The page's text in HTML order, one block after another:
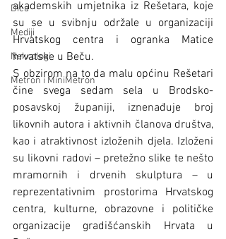
Dica
Mediji
Nekrologi
Metron i MiniMetron
akademskih umjetnika iz Rešetara, koje
su se u svibnju održale u organizaciji
Hrvatskog centra i ogranka Matice
hrvatske u Beču.
S obzirom na to da malu općinu Rešetari
čine svega sedam sela u Brodsko-
posavskoj županiji, iznenađuje broj
likovnih autora i aktivnih članova društva,
kao i atraktivnost izloženih djela. Izloženi
su likovni radovi – pretežno slike te nešto
mramornih i drvenih skulptura – u
reprezentativnim prostorima Hrvatskog
centra, kulturne, obrazovne i političke
organizacije gradišćanskih Hrvata u